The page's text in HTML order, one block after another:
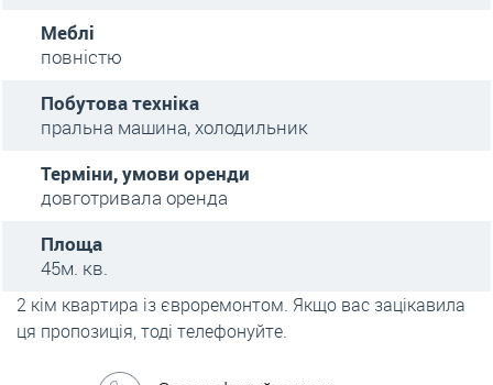
Меблі
повністю
Побутова техніка
пральна машина, холодильник
Терміни, умови оренди
довготривала оренда
Площа
45м. кв.
2 кім квартира із євроремонтом. Якщо вас зацікавила
ця пропозиція, тоді телефонуйте.